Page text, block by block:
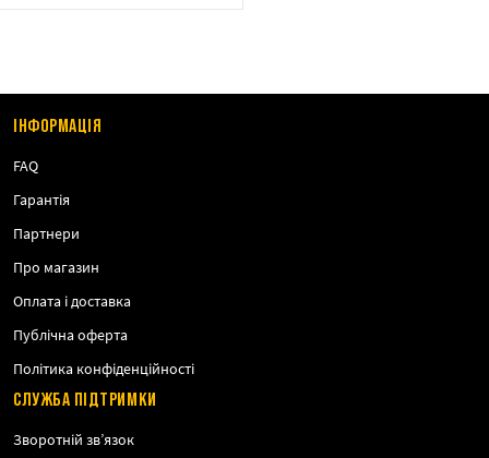
ІНФОРМАЦІЯ
FAQ
Гарантія
Партнери
Про магазин
Оплата і доставка
Публічна оферта
Політика конфіденційності
СЛУЖБА ПІДТРИМКИ
Зворотній зв’язок